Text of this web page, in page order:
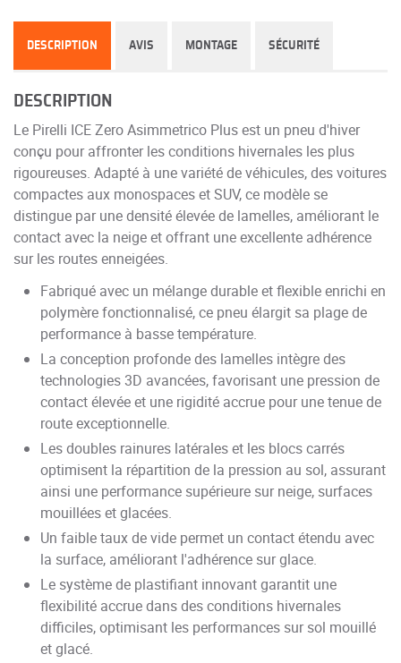
DESCRIPTION AVIS MONTAGE SÉCURITÉ
DESCRIPTION
Le Pirelli ICE Zero Asimmetrico Plus est un pneu d'hiver
conçu pour affronter les conditions hivernales les plus
rigoureuses. Adapté à une variété de véhicules, des voitures
compactes aux monospaces et SUV, ce modèle se
distingue par une densité élevée de lamelles, améliorant le
contact avec la neige et offrant une excellente adhérence
sur les routes enneigées.
Fabriqué avec un mélange durable et flexible enrichi en
polymère fonctionnalisé, ce pneu élargit sa plage de
performance à basse température.
La conception profonde des lamelles intègre des
technologies 3D avancées, favorisant une pression de
contact élevée et une rigidité accrue pour une tenue de
route exceptionnelle.
Les doubles rainures latérales et les blocs carrés
optimisent la répartition de la pression au sol, assurant
ainsi une performance supérieure sur neige, surfaces
mouillées et glacées.
Un faible taux de vide permet un contact étendu avec
la surface, améliorant l'adhérence sur glace.
Le système de plastifiant innovant garantit une
flexibilité accrue dans des conditions hivernales
difficiles, optimisant les performances sur sol mouillé
et glacé.